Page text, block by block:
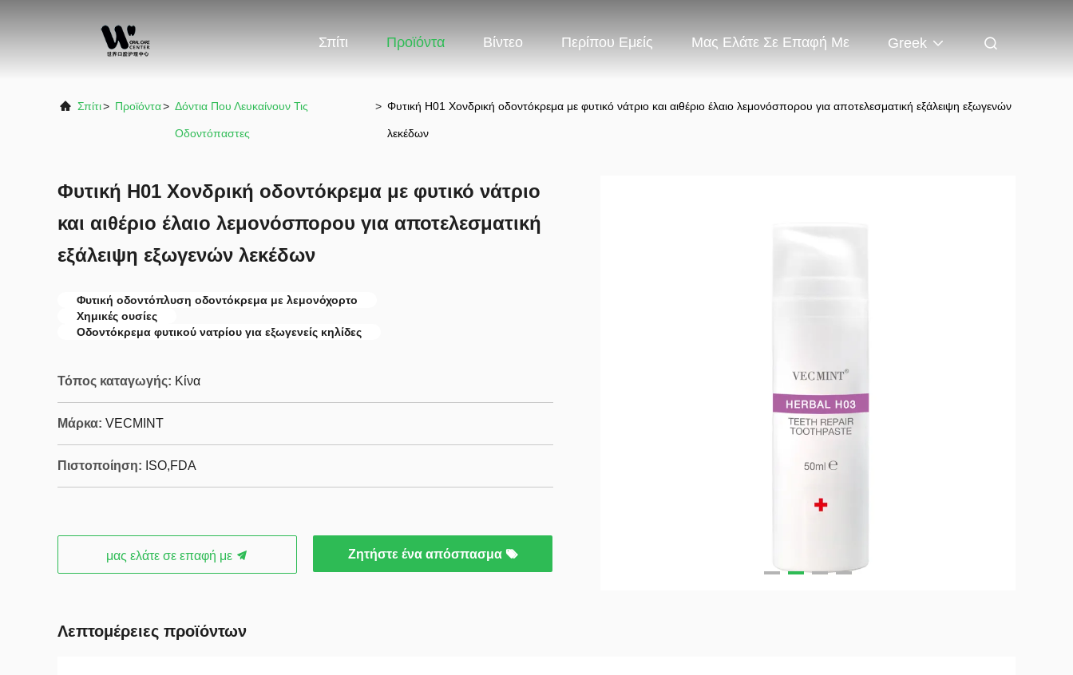
Σπίτι Προϊόντα Βίντεο Περίπου Εμείς Μας Ελάτε Σε Επαφή Με Greek
Σπίτι> Προϊόντα> Δόντια Που Λευκαίνουν Τις
Οδοντόπαστες
> Φυτική H01 Χονδρική οδοντόκρεμα με φυτικό νάτριο και αιθέριο έλαιο λεμονόσπορου για αποτελεσματική εξάλειψη εξωγενών
λεκέδων
Φυτική H01 Χονδρική οδοντόκρεμα με φυτικό νάτριο
και αιθέριο έλαιο λεμονόσπορου για αποτελεσματική
εξάλειψη εξωγενών λεκέδων
Φυτική οδοντόπλυση οδοντόκρεμα με λεμονόχορτο
Χημικές ουσίες
Οδοντόκρεμα φυτικού νατρίου για εξωγενείς κηλίδες
Τόπος καταγωγής: Κίνα
Μάρκα: VECMINT
Πιστοποίηση: ISO,FDA
μας ελάτε σε επαφή με Ζητήστε ένα απόσπασμα
Λεπτομέρειες προϊόντων